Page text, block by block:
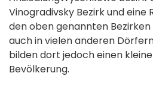
Vinogradivsky Bezirk und eine
den oben genannten
auch in vielen anderen
bilden dort jedoch einen
Bevölkerung.